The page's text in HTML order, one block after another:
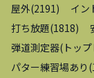
屋外(2191 ) イン
打ち放題(1818)
弾道測定器(トッ
パター練習場あり (